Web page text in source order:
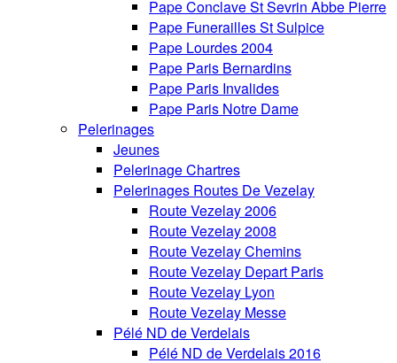
Pape Conclave St Sevrin Abbe Pierre
Pape Funerailles St Sulpice
Pape Lourdes 2004
Pape Paris Bernardins
Pape Paris Invalides
Pape Paris Notre Dame
Pelerinages
Jeunes
Pelerinage Chartres
Pelerinages Routes De Vezelay
Route Vezelay 2006
Route Vezelay 2008
Route Vezelay Chemins
Route Vezelay Depart Paris
Route Vezelay Lyon
Route Vezelay Messe
Pélé ND de Verdelais
Pélé ND de Verdelais 2016